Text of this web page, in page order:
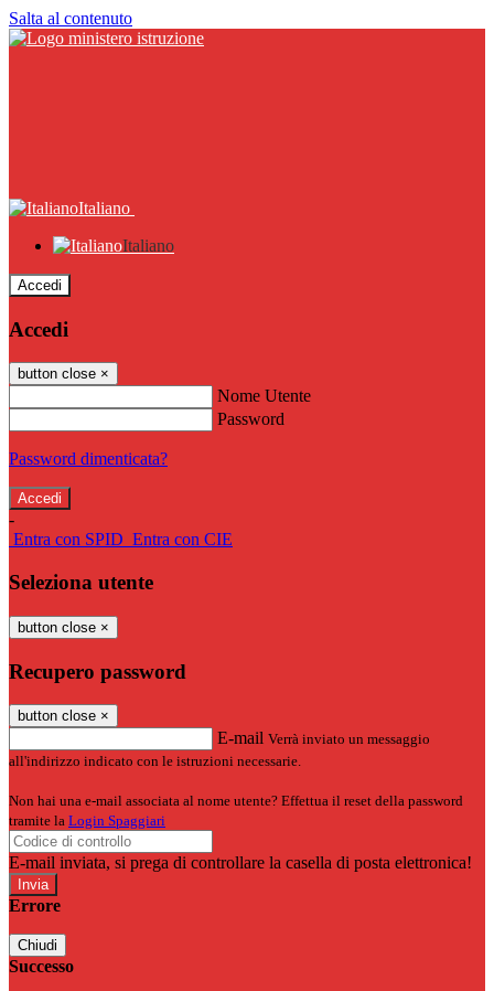
Salta al contenuto
Italiano
Italiano
Accedi
Accedi
button close ×
Nome Utente
Password
Password dimenticata?
-
Entra con SPID Entra con CIE
Seleziona utente
button close ×
Recupero password
button close ×
E-mail Verrà inviato un messaggio
all'indirizzo indicato con le istruzioni necessarie.
Non hai una e-mail associata al nome utente? Effettua il reset della password
tramite la Login Spaggiari
E-mail inviata, si prega di controllare la casella di posta elettronica!
Errore
Chiudi
Successo